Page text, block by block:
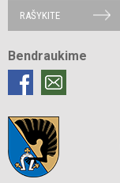
RAŠYKITE
Bendraukime